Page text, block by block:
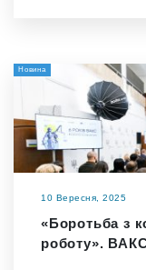
Новина
10 Вересня, 2025
«Боротьба з
роботу». ВАКС